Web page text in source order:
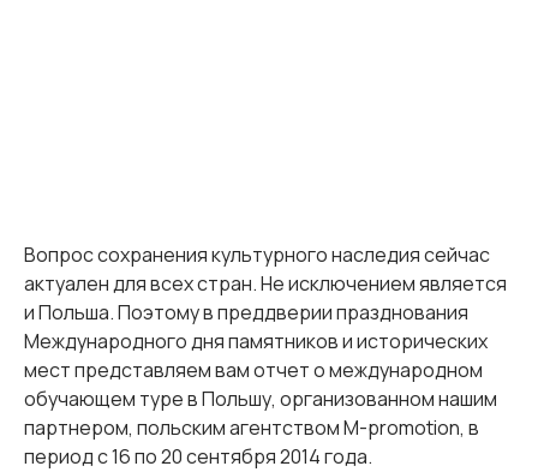
Вопрос сохранения культурного наследия сейчас
актуален для всех стран. Не исключением является
и Польша. Поэтому в преддверии празднования
Международного дня памятников и исторических
мест представляем вам отчет о международном
обучающем туре в Польшу, организованном нашим
партнером, польским агентством M-promotion, в
период с 16 по 20 сентября 2014 года.